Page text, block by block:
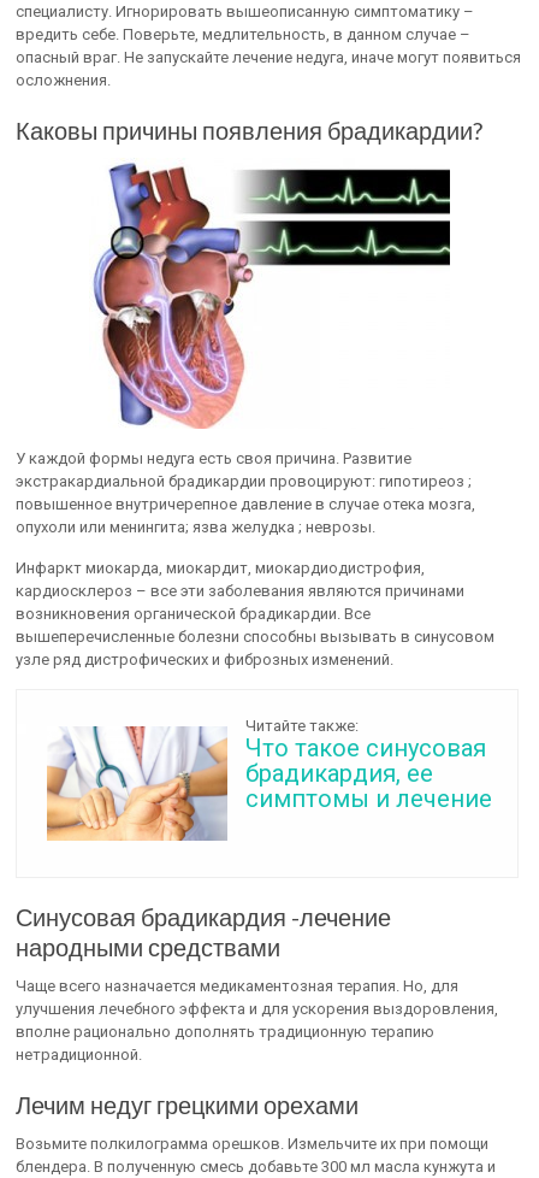
специалисту. Игнорировать вышеописанную симптоматику –
вредить себе. Поверьте, медлительность, в данном случае –
опасный враг. Не запускайте лечение недуга, иначе могут появиться
осложнения.
Каковы причины появления брадикардии?
У каждой формы недуга есть своя причина. Развитие
экстракардиальной брадикардии провоцируют: гипотиреоз ;
повышенное внутричерепное давление в случае отека мозга,
опухоли или менингита; язва желудка ; неврозы.
Инфаркт миокарда, миокардит, миокардиодистрофия,
кардиосклероз – все эти заболевания являются причинами
возникновения органической брадикардии. Все
вышеперечисленные болезни способны вызывать в синусовом
узле ряд дистрофических и фиброзных изменений.
Читайте также:
Что такое синусовая
брадикардия, ее
симптомы и лечение
Синусовая брадикардия -лечение
народными средствами
Чаще всего назначается медикаментозная терапия. Но, для
улучшения лечебного эффекта и для ускорения выздоровления,
вполне рационально дополнять традиционную терапию
нетрадиционной.
Лечим недуг грецкими орехами
Возьмите полкилограмма орешков. Измельчите их при помощи
блендера. В полученную смесь добавьте 300 мл масла кунжута и